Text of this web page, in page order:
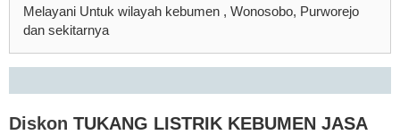
Melayani Untuk wilayah kebumen , Wonosobo, Purworejo
dan sekitarnya
Diskon TUKANG LISTRIK KEBUMEN JASA